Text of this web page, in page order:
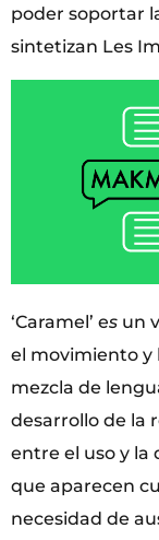
poder soportar
sintetizan Les
‘Caramel’ es un
el movimiento y
mezcla de
desarrollo de la
entre el uso y la
que aparecen
necesidad de